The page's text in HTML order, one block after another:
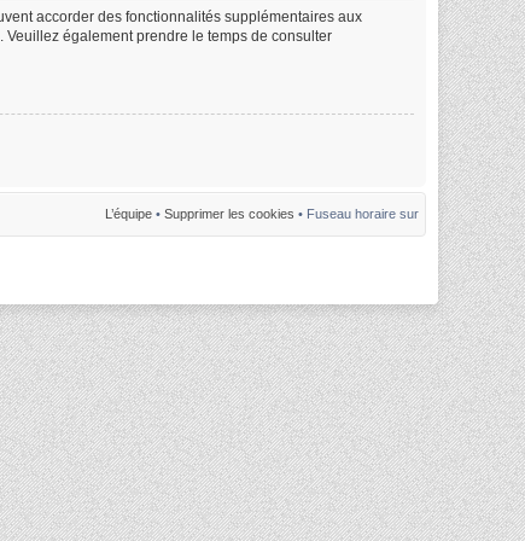
accorder des fonctionnalités supplémentaires aux
également prendre le temps de consulter
L’équipe • Supprimer les cookies • Fuseau horaire sur